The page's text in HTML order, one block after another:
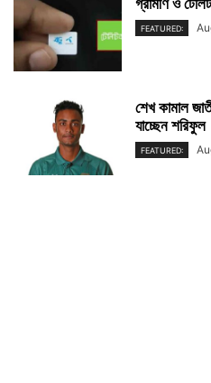
গ্রামীণ ও
FEATURED:
শেখ কামাল
যাচ্ছেন শরিফুল
FEATURED: